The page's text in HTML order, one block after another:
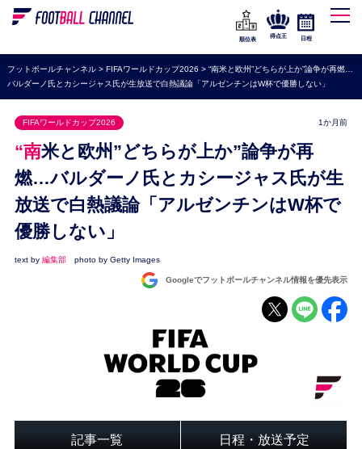
WEリーグ
海外サッカー
プレミアリーグ
ラ・リーガ
セリエA
ブンデスリーガ
UEFA
ナショナルチーム
高校サッカー
順位表
得点王 日程
フットボールチャンネル> FIFAワールドカップ2026 > “南米と欧州”どちらが上か”論争が再燃…
バルダーノ氏とカシージャス氏が生放送で白熱議論「アルゼンチンはW杯で優勝しない」
FIFAワールドカップ2026 1か月前
“南米と欧州”どちらが上か”論争が再
燃…バルダーノ氏とカシージャス氏が生
放送で白熱議論「アルゼンチンはW杯で
優勝しない」
text by 編集部 photo by Getty Images
Googleでフットボールチャンネル情報を優先表示
記事一覧 日程・放送予定